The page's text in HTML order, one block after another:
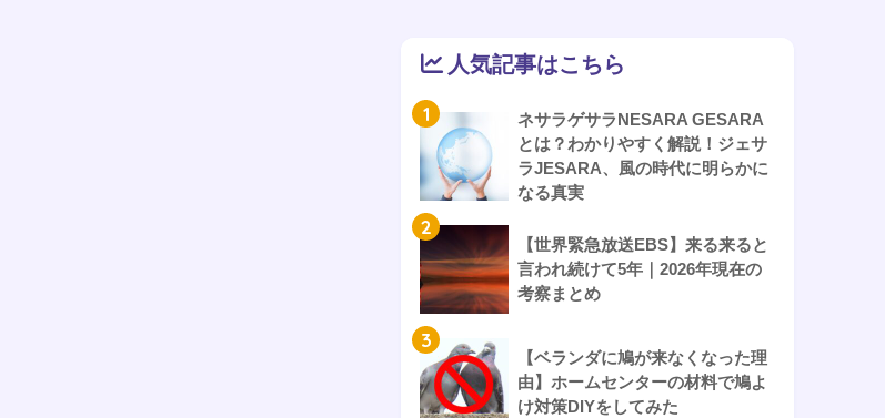
人気記事はこちら
1
ネサラゲサラNESARA GESARA
とは？わかりやすく解説！ジェサ
ラJESARA、風の時代に明らかに
なる真実
2
【世界緊急放送EBS】来る来ると
言われ続けて5年｜2026年現在の
考察まとめ
3
【ベランダに鳩が来なくなった理
由】ホームセンターの材料で鳩よ
け対策DIYをしてみた